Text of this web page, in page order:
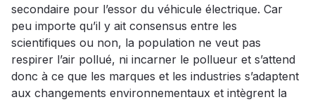
secondaire pour l’essor du véhicule électrique. Car
peu importe qu’il y ait consensus entre les
scientifiques ou non, la population ne veut pas
respirer l’air pollué, ni incarner le pollueur et s’attend
donc à ce que les marques et les industries s’adaptent
aux changements environnementaux et intègrent la